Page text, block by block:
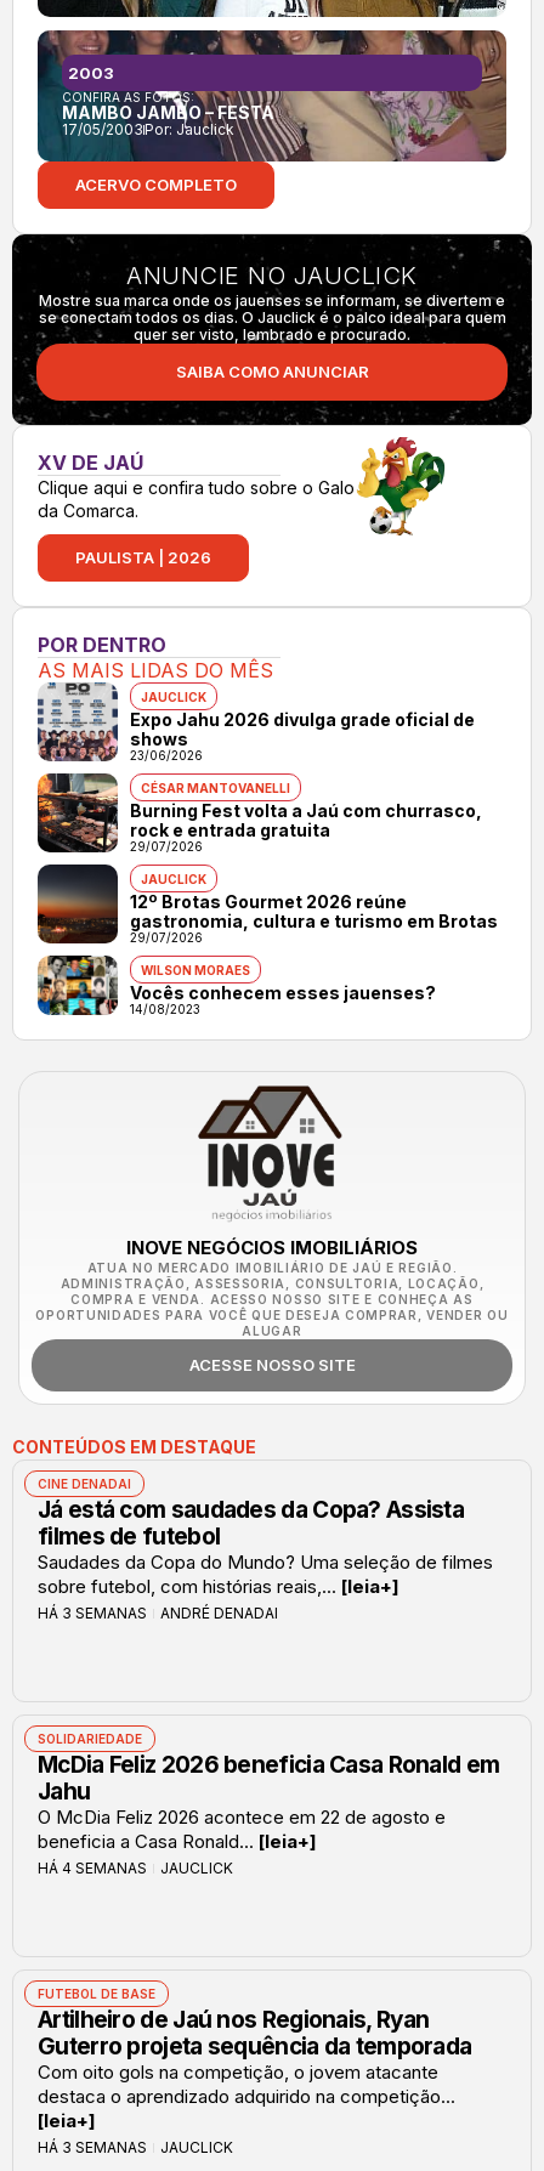
CONFIRA AS FOTOS:
MAMBO JAMBO – FESTA
17/05/2003Por: Jauclick
2003
ACERVO COMPLETO
ANUNCIE NO JAUCLICK
Mostre sua marca onde os jauenses se informam, se divertem e
se conectam todos os dias. O Jauclick é o palco ideal para quem
quer ser visto, lembrado e procurado.
SAIBA COMO ANUNCIAR
XV DE JAÚ
Clique aqui e confira tudo sobre o Galo
da Comarca.
PAULISTA | 2026
POR DENTRO
AS MAIS LIDAS DO MÊS
JAUCLICK
Expo Jahu 2026 divulga grade oficial de
shows
23/06/2026
CÉSAR MANTOVANELLI
Burning Fest volta a Jaú com churrasco,
rock e entrada gratuita
29/07/2026
JAUCLICK
12º Brotas Gourmet 2026 reúne
gastronomia, cultura e turismo em Brotas
29/07/2026
WILSON MORAES
Vocês conhecem esses jauenses?
14/08/2023
INOVE NEGÓCIOS IMOBILIÁRIOS
ATUA NO MERCADO IMOBILIÁRIO DE JAÚ E REGIÃO.
ADMINISTRAÇÃO, ASSESSORIA, CONSULTORIA, LOCAÇÃO,
COMPRA E VENDA. ACESSO NOSSO SITE E CONHEÇA AS
OPORTUNIDADES PARA VOCÊ QUE DESEJA COMPRAR, VENDER OU
ALUGAR
ACESSE NOSSO SITE
CONTEÚDOS EM DESTAQUE
CINE DENADAI
Já está com saudades da Copa? Assista
filmes de futebol
Saudades da Copa do Mundo? Uma seleção de filmes
sobre futebol, com histórias reais,... [leia+]
HÁ 3 SEMANAS ANDRÉ DENADAI
SOLIDARIEDADE
McDia Feliz 2026 beneficia Casa Ronald em
Jahu
O McDia Feliz 2026 acontece em 22 de agosto e
beneficia a Casa Ronald... [leia+]
HÁ 4 SEMANAS JAUCLICK
FUTEBOL DE BASE
Artilheiro de Jaú nos Regionais, Ryan
Guterro projeta sequência da temporada
Com oito gols na competição, o jovem atacante
destaca o aprendizado adquirido na competição...
[leia+]
HÁ 3 SEMANAS JAUCLICK